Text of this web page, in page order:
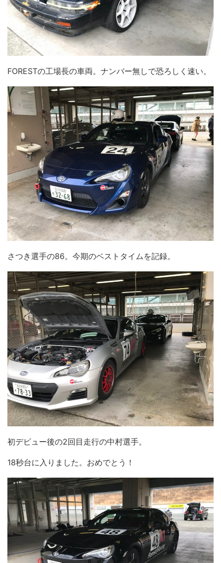
FORESTの工場長の車両。ナンバー無しで恐ろしく速い。
さつき選手の86。今期のベストタイムを記録。
初デビュー後の2回目走行の中村選手。
18秒台に入りました。おめでとう！